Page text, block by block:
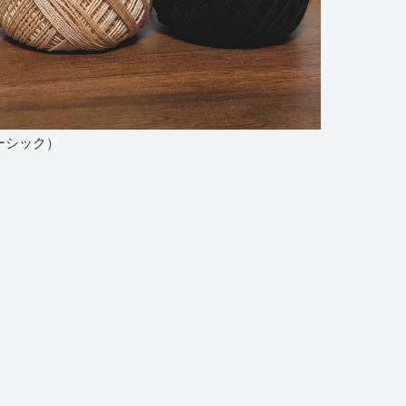
ック）